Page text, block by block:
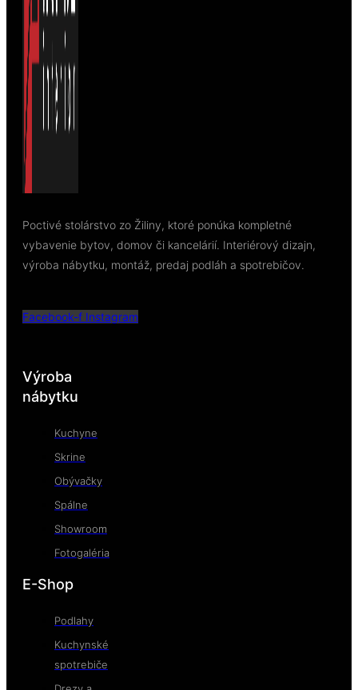
Poctivé stolárstvo zo Žiliny, ktoré ponúka kompletné
vybavenie bytov, domov či kancelárií. Interiérový dizajn,
výroba nábytku, montáž, predaj podláh a spotrebičov.
Facebook-f Instagram
Výroba
nábytku
Kuchyne
Skrine
Obývačky
Spálne
Showroom
Fotogaléria
E-Shop
Podlahy
Kuchynské
spotrebiče